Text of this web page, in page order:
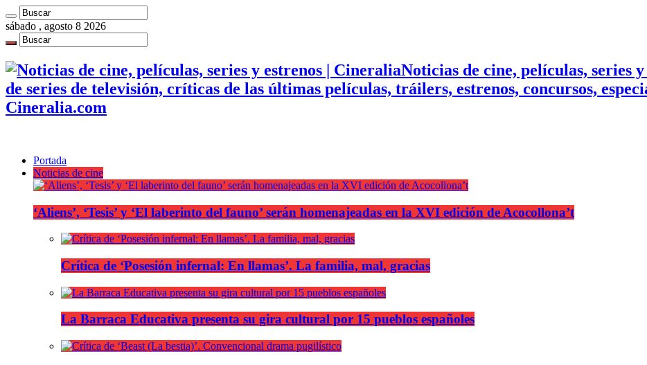
sábado , agosto 8 2026
Noticias de cine, películas, series
de series de televisión, críticas de las últimas películas, tráilers, estrenos, concursos,
Cineralia.com
Portada
Noticias de cine
‘Aliens’, ‘Tesis’ y ‘El laberinto del fauno’ serán homenajeadas en la XVI edición de Acocollona’t
Crítica de ‘Posesión infernal: En llamas’. La familia, mal, gracias
La Barraca Educativa presenta su gira cultural por 15 pueblos españoles